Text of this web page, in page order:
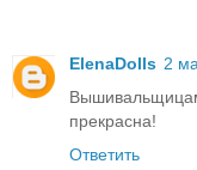
ElenaDolls 2
прекрасна!
Ответить